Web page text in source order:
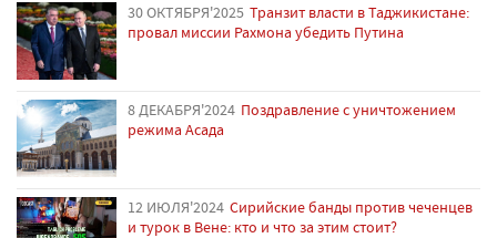
30 ОКТЯБРЯ'2025 Транзит власти в Таджикистане:
провал миссии Рахмона убедить Путина
8 ДЕКАБРЯ'2024 Поздравление с уничтожением
режима Асада
12 ИЮЛЯ'2024 Сирийские банды против чеченцев
и турок в Вене: кто и что за этим стоит?